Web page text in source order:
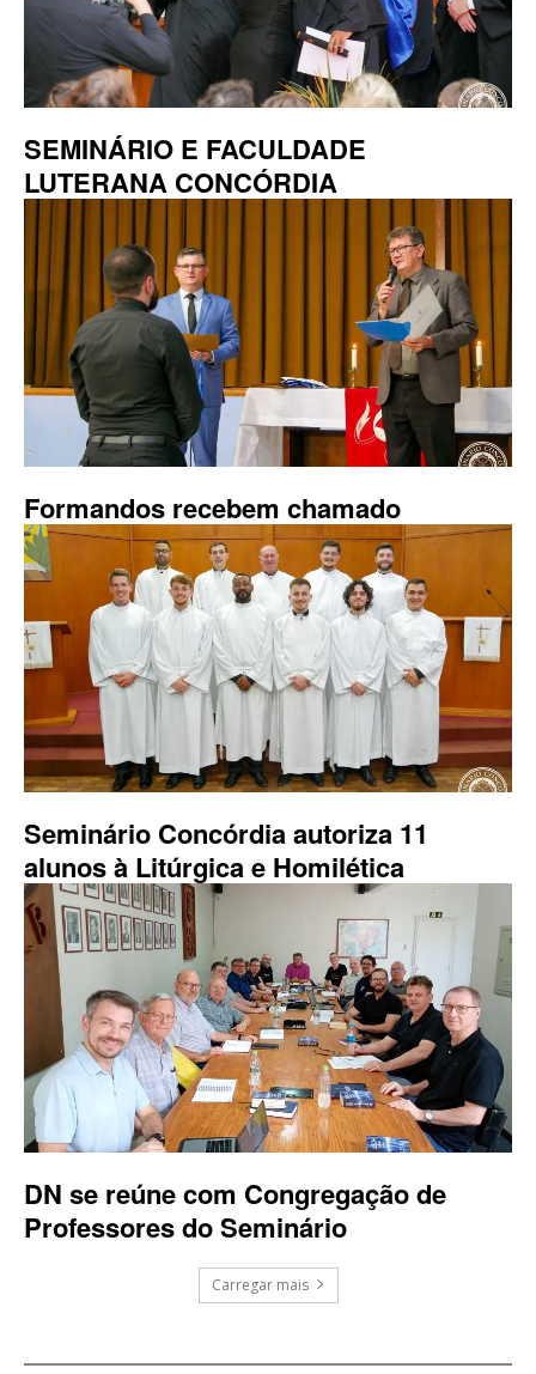
SEMINÁRIO E FACULDADE
LUTERANA CONCÓRDIA
Formandos recebem chamado
Seminário Concórdia autoriza 11
alunos à Litúrgica e Homilética
DN se reúne com Congregação de
Professores do Seminário
Carregar mais